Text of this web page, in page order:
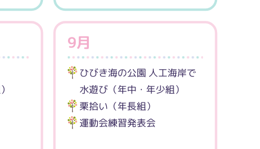
9月
ひびき海の公園 人工海岸で
水遊び（年中・年少組）
栗拾い（年長組）
運動会練習発表会